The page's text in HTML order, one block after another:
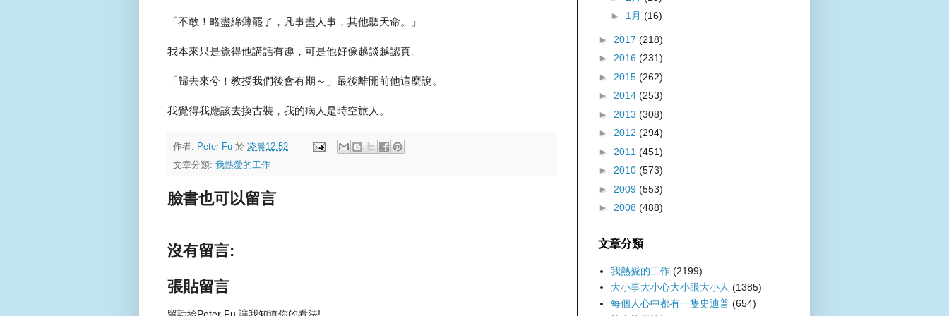
「不敢！略盡綿薄罷了，凡事盡人事，其他聽天命。」
我本來只是覺得他講話有趣，可是他好像越談越認真。
「歸去來兮！教授我們後會有期～」最後離開前他這麼說。
我覺得我應該去換古裝，我的病人是時空旅人。
作者: Peter Fu 於 凌晨12:52
文章分類: 我熱愛的工作
臉書也可以留言
沒有留言:
張貼留言
► 1月 (16)
► 2017 (218)
► 2016 (231)
► 2015 (262)
► 2014 (253)
► 2013 (308)
► 2012 (294)
► 2011 (451)
► 2010 (573)
► 2009 (553)
► 2008 (488)
文章分類
我熱愛的工作 (2199)
大小事大小心大小眼大小人 (1385)
每個人心中都有一隻史迪普 (654)